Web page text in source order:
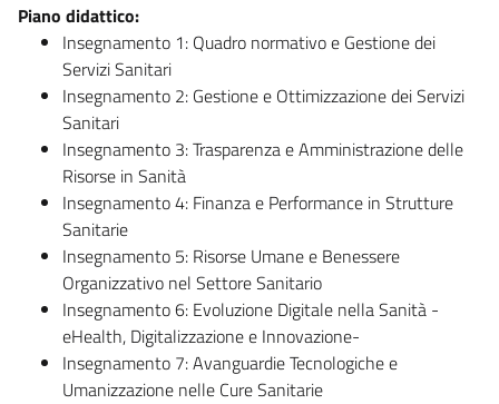
Piano didattico:
Insegnamento 1: Quadro normativo e Gestione dei
Servizi Sanitari
Insegnamento 2: Gestione e Ottimizzazione dei Servizi
Sanitari
Insegnamento 3: Trasparenza e Amministrazione delle
Risorse in Sanità
Insegnamento 4: Finanza e Performance in Strutture
Sanitarie
Insegnamento 5: Risorse Umane e Benessere
Organizzativo nel Settore Sanitario
Insegnamento 6: Evoluzione Digitale nella Sanità -
eHealth, Digitalizzazione e Innovazione-
Insegnamento 7: Avanguardie Tecnologiche e
Umanizzazione nelle Cure Sanitarie